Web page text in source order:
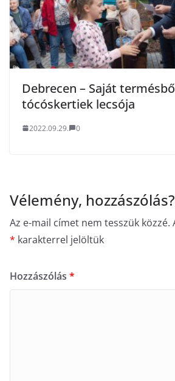
Debrecen – Saját
tócóskertiek lecsója
2022.09.29. 0
Vélemény, hozzászólás?
Az e-mail címet nem tesszük közzé.
* karakterrel jelöltük
Hozzászólás *